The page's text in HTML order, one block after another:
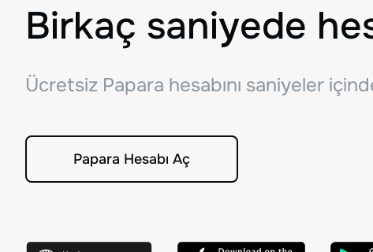
Birkaç saniyede
Ücretsiz Papara hesabını saniyeler
Papara Hesabı Aç